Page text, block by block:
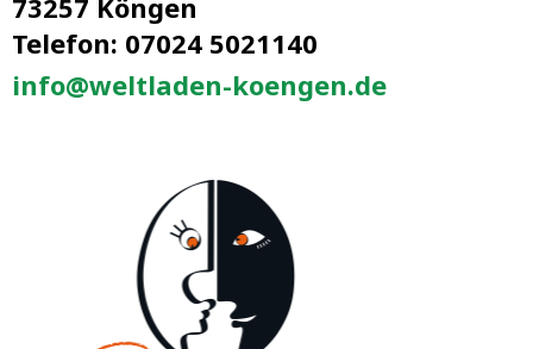
73257 Köngen
Telefon: 07024 5021140
info@weltladen-koengen.de